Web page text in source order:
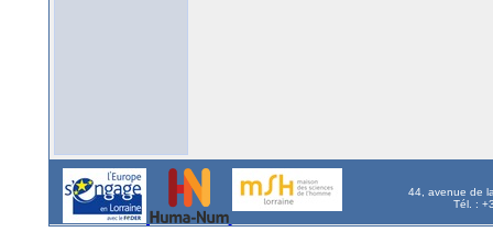
44, avenue de
Tél. :